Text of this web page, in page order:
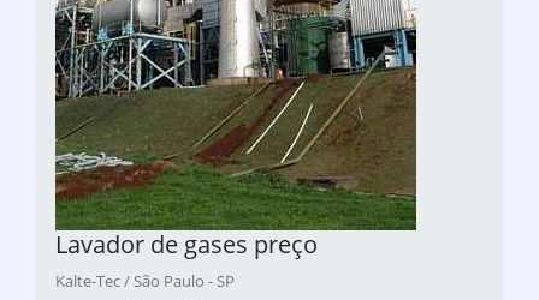
Lavador de gases preço
Kalte-Tec / São Paulo - SP